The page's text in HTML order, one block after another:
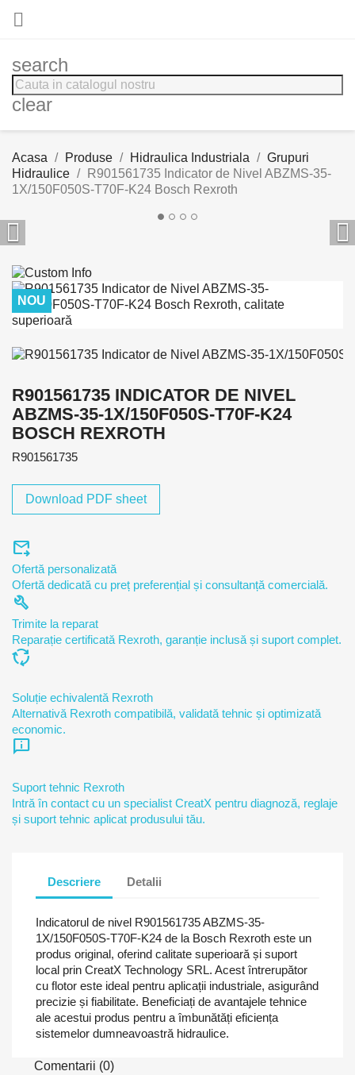

search
clear
Acasa Produse Hidraulica Industriala
Grupuri
Hidraulice
R901561735 Indicator de Nivel ABZMS-35-
1X/150F050S-T70F-K24 Bosch Rexroth
 
NOU
R901561735 INDICATOR DE NIVEL
ABZMS-35-1X/150F050S-T70F-K24
BOSCH REXROTH
R901561735
Download PDF sheet
forward_to_inbox
Ofertă personalizată
Ofertă dedicată cu preț preferențial și consultanță comercială.
build
Trimite la reparat
Reparație certificată Rexroth, garanție inclusă și suport complet.
cycle
Soluție echivalentă Rexroth
Alternativă Rexroth compatibilă, validată tehnic și optimizată
economic.
chat_info
Suport tehnic Rexroth
Intră în contact cu un specialist CreatX pentru diagnoză, reglaje
și suport tehnic aplicat produsului tău.
Descriere Detalii
Indicatorul de nivel R901561735 ABZMS-35-
1X/150F050S-T70F-K24 de la Bosch Rexroth este un
produs original, oferind calitate superioară și suport
local prin CreatX Technology SRL. Acest întrerupător
cu flotor este ideal pentru aplicații industriale, asigurând
precizie și fiabilitate. Beneficiați de avantajele tehnice
ale acestui produs pentru a îmbunătăți eficiența
sistemelor dumneavoastră hidraulice.
Comentarii (0)